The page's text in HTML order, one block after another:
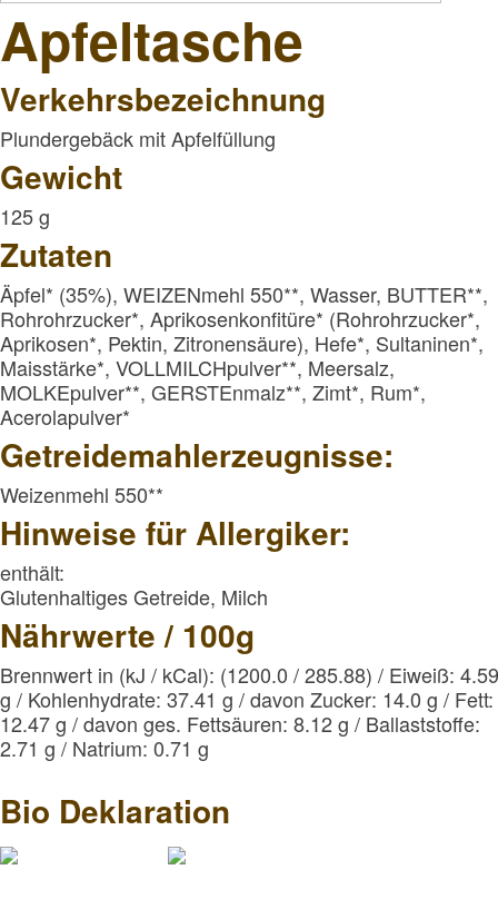
Apfeltasche
Verkehrsbezeichnung
Plundergebäck mit Apfelfüllung
Gewicht
125 g
Zutaten
Äpfel* (35%), WEIZENmehl 550**, Wasser, BUTTER**,
Rohrohrzucker*, Aprikosenkonfitüre* (Rohrohrzucker*,
Aprikosen*, Pektin, Zitronensäure), Hefe*, Sultaninen*,
Maisstärke*, VOLLMILCHpulver**, Meersalz,
MOLKEpulver**, GERSTEnmalz**, Zimt*, Rum*,
Acerolapulver*
Getreidemahlerzeugnisse:
Weizenmehl 550**
Hinweise für Allergiker:
enthält:
Glutenhaltiges Getreide, Milch
Nährwerte / 100g
Brennwert in (kJ / kCal): (1200.0 / 285.88) / Eiweiß:
g / Kohlenhydrate: 37.41 g / davon Zucker: 14.0 g / Fett:
12.47 g / davon ges. Fettsäuren: 8.12 g / Ballaststoffe:
2.71 g / Natrium: 0.71 g
Bio Deklaration